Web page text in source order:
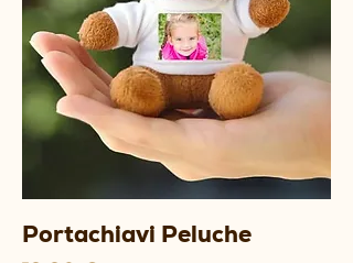
Portachiavi Peluche